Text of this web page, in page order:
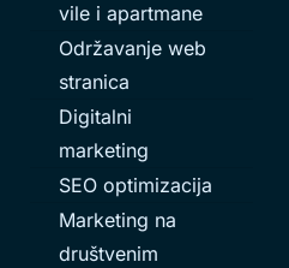
vile i apartmane
Održavanje web
stranica
Digitalni
marketing
SEO optimizacija
Marketing na
društvenim